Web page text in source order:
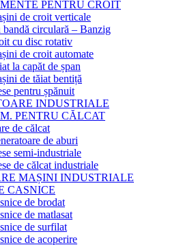
PENTRU CROIT
de croit verticale
bandă circulară – Banzig
cu disc rotativ
de croit automate
la capăt de șpan
de tăiat bentiță
pentru șpănuit
INDUSTRIALE
PENTRU CĂLCAT
de călcat
de aburi
semi-industriale
de călcat industriale
MAȘINI INDUSTRIALE
CASNICE
de brodat
de matlasat
de surfilat
de acoperire